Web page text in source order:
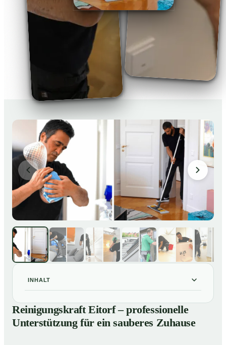
INHALT
01Reinigungskraft Eitorf – professionelle Unterstützung
für ein sauberes Zuhause
Unsere Leistungen im Überblick
Reinigungskraft Eitorf – professionelle
Unterstützung für ein sauberes Zuhause